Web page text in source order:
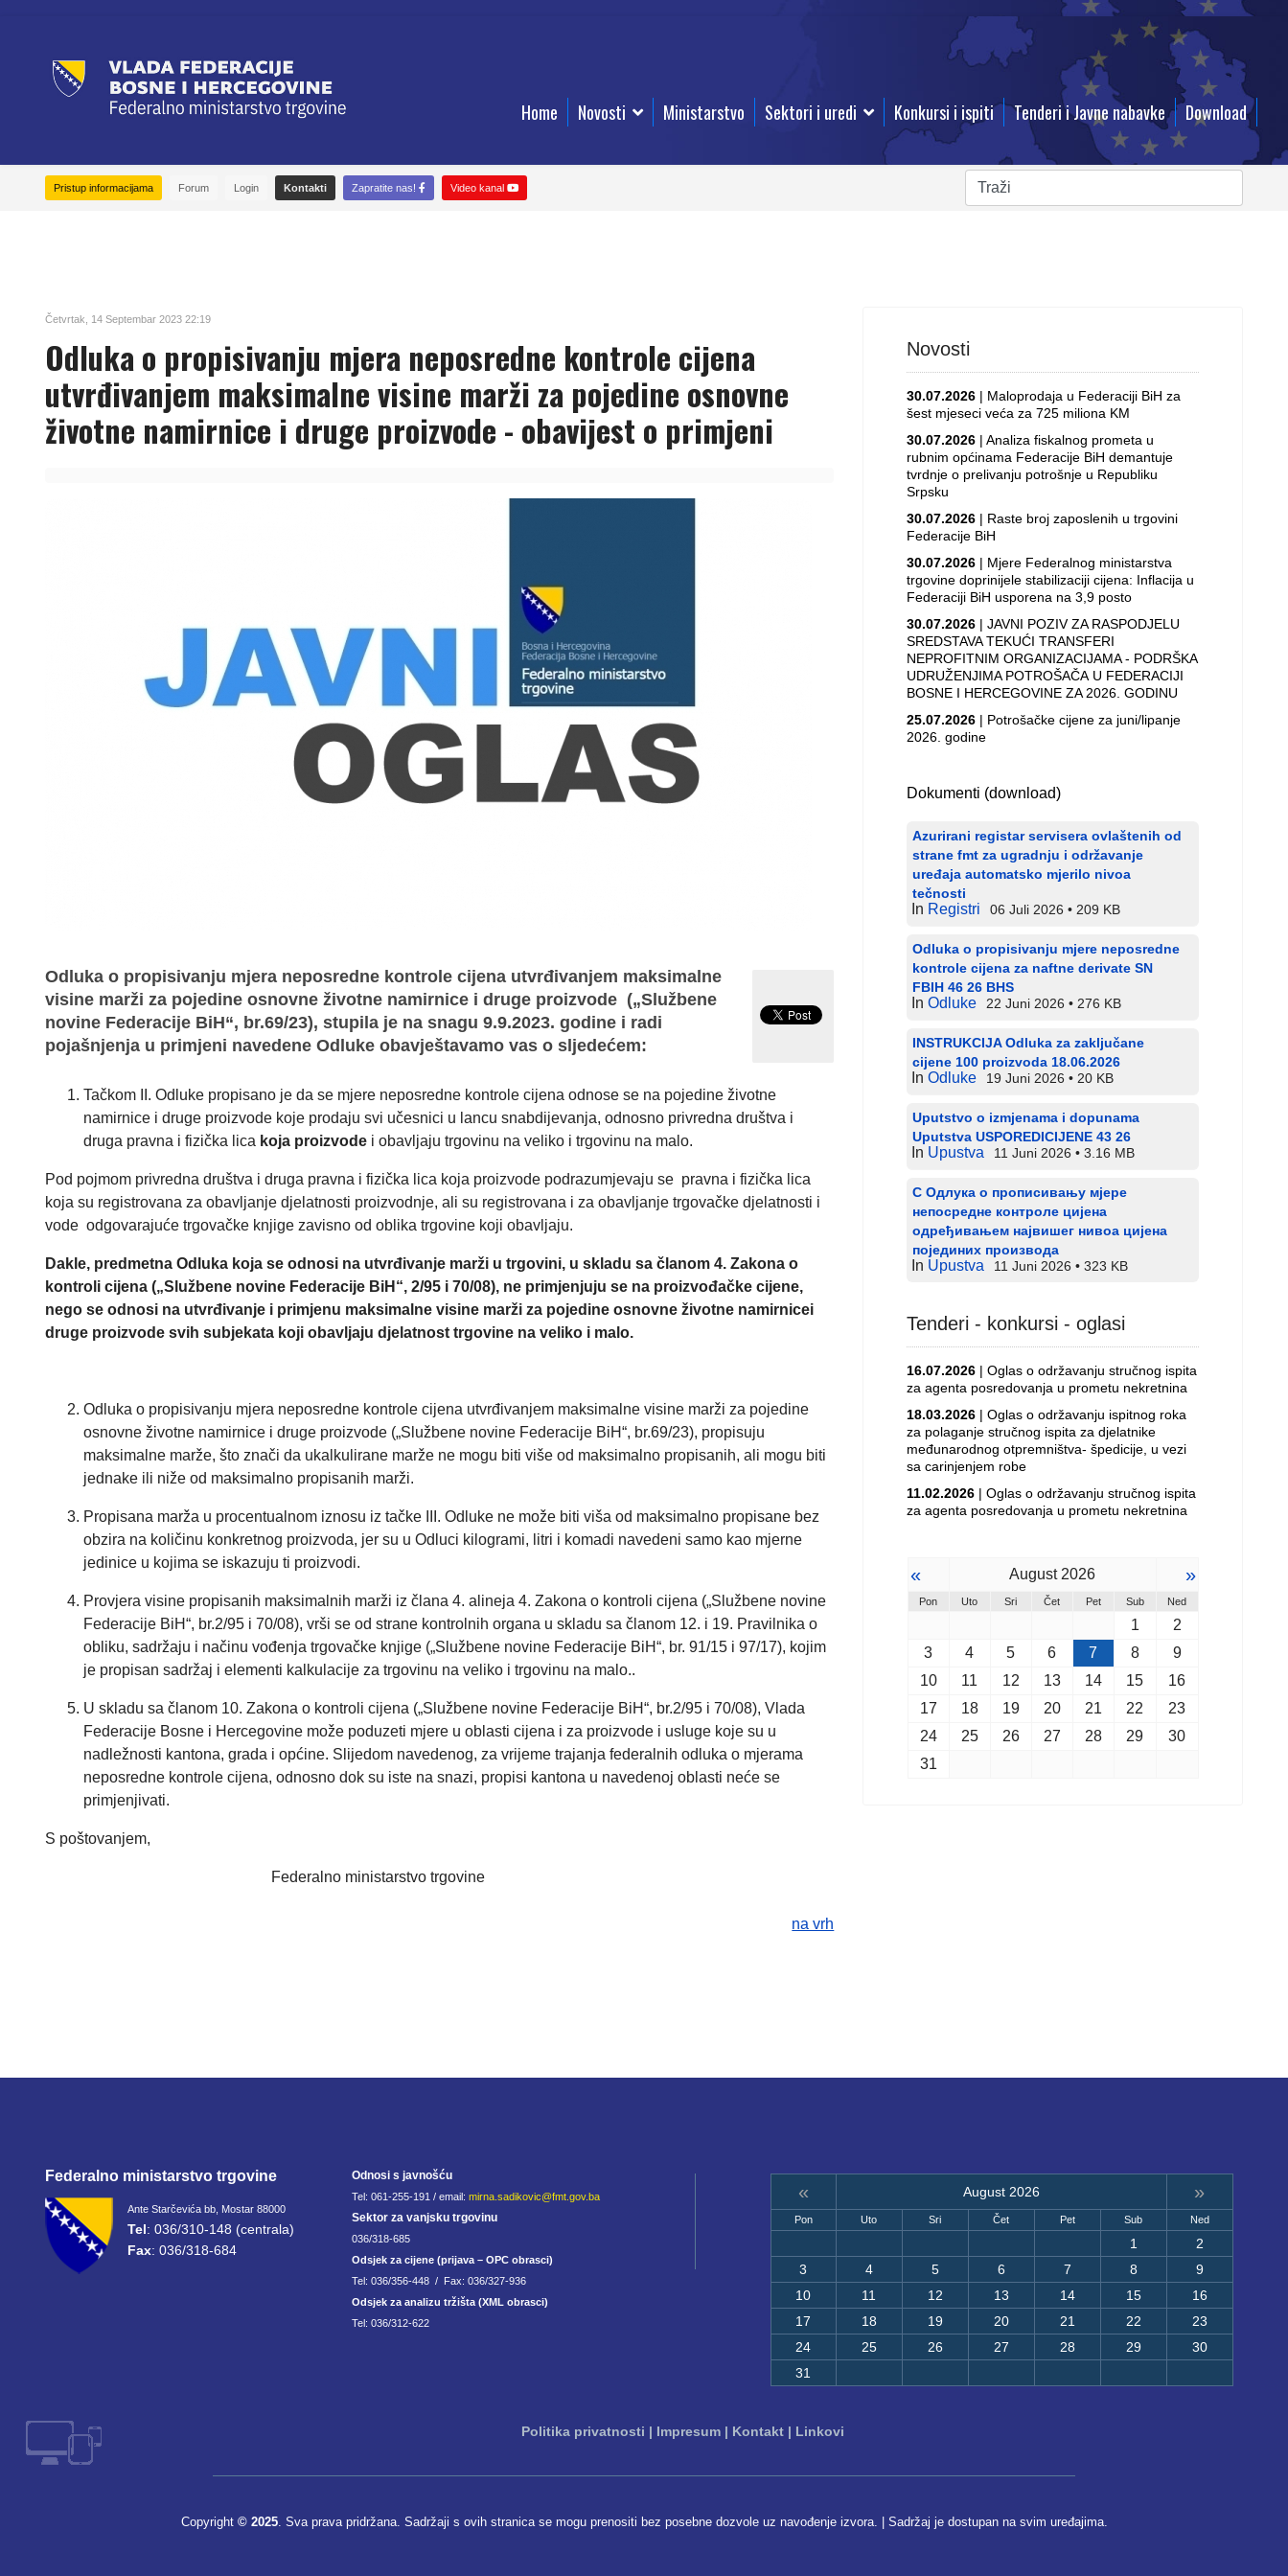
Home Novosti Ministarstvo Sektori i uredi Konkursi i ispiti Tenderi i Javne nabavke Download
Pristup informacijama Forum Login Kontakti Zapratite nas! Video kanal
Četvrtak, 14 Septembar 2023 22:19
Odluka o propisivanju mjera neposredne kontrole cijena
utvrđivanjem maksimalne visine marži za pojedine osnovne
životne namirnice i druge proizvode - obavijest o primjeni
Odluka o propisivanju mjera neposredne kontrole cijena utvrđivanjem maksimalne
visine marži za pojedine osnovne životne namirnice i druge proizvode („Službene
novine Federacije BiH“, br.69/23), stupila je na snagu 9.9.2023. godine i radi
pojašnjenja u primjeni navedene Odluke obavještavamo vas o sljedećem:
Tačkom II. Odluke propisano je da se mjere neposredne kontrole cijena odnose se na pojedine životne
namirnice i druge proizvode koje prodaju svi učesnici u lancu snabdijevanja, odnosno privredna društva i
druga pravna i fizička lica koja proizvode i obavljaju trgovinu na veliko i trgovinu na malo.
Pod pojmom privredna društva i druga pravna i fizička lica koja proizvode podrazumjevaju se pravna i fizička lica
koja su registrovana za obavljanje djelatnosti proizvodnje, ali su registrovana i za obavljanje trgovačke djelatnosti i
vode odgovarajuće trgovačke knjige zavisno od oblika trgovine koji obavljaju.
Dakle, predmetna Odluka koja se odnosi na utvrđivanje marži u trgovini, u skladu sa članom 4. Zakona o
kontroli cijena („Službene novine Federacije BiH“, 2/95 i 70/08), ne primjenjuju se na proizvođačke cijene,
nego se odnosi na utvrđivanje i primjenu maksimalne visine marži za pojedine osnovne životne namirnicei
druge proizvode svih subjekata koji obavljaju djelatnost trgovine na veliko i malo.
Odluka o propisivanju mjera neposredne kontrole cijena utvrđivanjem maksimalne visine marži za pojedine
osnovne životne namirnice i druge proizvode („Službene novine Federacije BiH“, br.69/23), propisuju
maksimalne marže, što znači da ukalkulirane marže ne mogu biti više od maksimalno propisanih, ali mogu biti
jednake ili niže od maksimalno propisanih marži.
Propisana marža u procentualnom iznosu iz tačke III. Odluke ne može biti viša od maksimalno propisane bez
obzira na količinu konkretnog proizvoda, jer su u Odluci kilogrami, litri i komadi navedeni samo kao mjerne
jedinice u kojima se iskazuju ti proizvodi.
Provjera visine propisanih maksimalnih marži iz člana 4. alineja 4. Zakona o kontroli cijena („Službene novine
Federacije BiH“, br.2/95 i 70/08), vrši se od strane kontrolnih organa u skladu sa članom 12. i 19. Pravilnika o
obliku, sadržaju i načinu vođenja trgovačke knjige („Službene novine Federacije BiH“, br. 91/15 i 97/17), kojim
je propisan sadržaj i elementi kalkulacije za trgovinu na veliko i trgovinu na malo..
U skladu sa članom 10. Zakona o kontroli cijena („Službene novine Federacije BiH“, br.2/95 i 70/08), Vlada
Federacije Bosne i Hercegovine može poduzeti mjere u oblasti cijena i za proizvode i usluge koje su u
nadležnosti kantona, grada i općine. Slijedom navedenog, za vrijeme trajanja federalnih odluka o mjerama
neposredne kontrole cijena, odnosno dok su iste na snazi, propisi kantona u navedenoj oblasti neće se
primjenjivati.
S poštovanjem,
Federalno ministarstvo trgovine
na vrh
Novosti
30.07.2026 | Maloprodaja u Federaciji BiH za
šest mjeseci veća za 725 miliona KM
30.07.2026 | Analiza fiskalnog prometa u
rubnim općinama Federacije BiH demantuje
tvrdnje o prelivanju potrošnje u Republiku
Srpsku
30.07.2026 | Raste broj zaposlenih u trgovini
Federacije BiH
30.07.2026 | Mjere Federalnog ministarstva
trgovine doprinijele stabilizaciji cijena: Inflacija u
Federaciji BiH usporena na 3,9 posto
30.07.2026 | JAVNI POZIV ZA RASPODJELU
SREDSTAVA TEKUĆI TRANSFERI
NEPROFITNIM ORGANIZACIJAMA - PODRŠKA
UDRUŽENJIMA POTROŠAČA U FEDERACIJI
BOSNE I HERCEGOVINE ZA 2026. GODINU
25.07.2026 | Potrošačke cijene za juni/lipanje
2026. godine
Dokumenti (download)
Azurirani registar servisera ovlaštenih od
strane fmt za ugradnju i održavanje
uređaja automatsko mjerilo nivoa
tečnosti
In Registri 06 Juli 2026 209 KB
Odluka o propisivanju mjere neposredne
kontrole cijena za naftne derivate SN
FBIH 46 26 BHS
InOdluke 22 Juni 2026 276 KB
INSTRUKCIJA Odluka za zaključane
cijene 100 proizvoda 18.06.2026
InOdluke 19 Juni 2026 20 KB
Uputstvo o izmjenama i dopunama
Uputstva USPOREDICIJENE 43 26
In Upustva 11 Juni 2026 3.16 MB
С Одлука о прописивању мјере
непосредне контроле цијена
одређивањем највишег нивоа цијена
појединих производа
In Upustva 11 Juni 2026 323 KB
Tenderi - konkursi - oglasi
16.07.2026 | Oglas o održavanju stručnog ispita
za agenta posredovanja u prometu nekretnina
18.03.2026 | Oglas o održavanju ispitnog roka
za polaganje stručnog ispita za djelatnike
međunarodnog otpremništva- špedicije, u vezi
sa carinjenjem robe
11.02.2026 | Oglas o održavanju stručnog ispita
za agenta posredovanja u prometu nekretnina
« August 2026 »
Pon Uto Sri Čet Pet Sub Ned
1
2
3
4 5 6 7 8
9
10
11 12 13 14 15
16
17
18 19 20 21 22
23
24
25 26 27 28 29
30
31
Federalno ministarstvo trgovine
Ante Starčevića bb, Mostar 88000
Tel: 036/310-148 (centrala)
Fax: 036/318-684
Odnosi s javnošću
Tel: 061-255-191 / email: mirna.sadikovic@fmt.gov.ba
Sektor za vanjsku trgovinu
036/318-685
Odsjek za cijene (prijava – OPC obrasci)
Tel: 036/356-448 / Fax: 036/327-936
Odsjek za analizu tržišta (XML obrasci)
Tel: 036/312-622
« August 2026 »
Pon Uto Sri Čet Pet Sub Ned
1
2
3
4 5 6 7 8
9
10
11 12 13 14 15
16
17
18 19 20 21 22
23
24
25 26 27 28 29
30
31
Politika privatnosti | Impresum| Kontakt| Linkovi
Copyright © 2025. Sva prava pridržana. Sadržaji s ovih stranica se mogu prenositi bez posebne dozvole uz navođenje izvora. | Sadržaj je dostupan na svim uređajima.